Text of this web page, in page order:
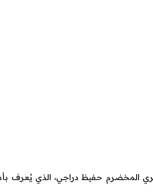
المخضرم حفيظ دراجي، الذي